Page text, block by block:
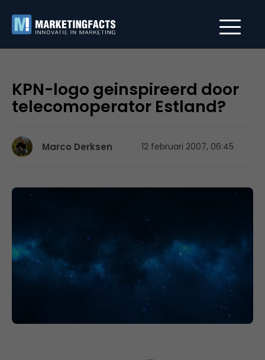
KPN-logo geinspireerd door
telecomoperator Estland?
Marco Derksen 12 februari 2007, 06:45